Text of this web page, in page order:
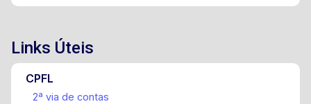
Links Úteis
CPFL
2ª via de contas